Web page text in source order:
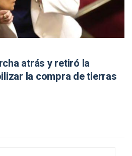
atrás y retiró la
la compra de tierras